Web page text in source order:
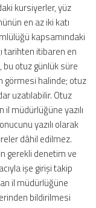
kursiyerler, yüz
en az iki katı
kapsamındaki
tarihten itibaren en
bu otuz günlük süre
görmesi halinde; otuz
uzatılabilir. Otuz
müdürlüğüne yazılı
yazılı olarak
dâhil edilmez.
gerekli denetim ve
işe girişi takip
il müdürlüğüne
bildirilmesi